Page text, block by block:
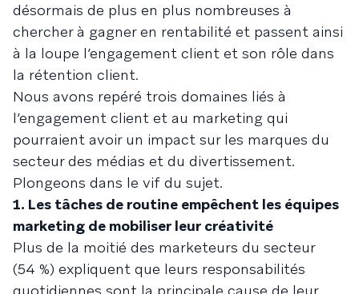
désormais de plus en plus nombreuses à
chercher à gagner en rentabilité et passent ainsi
à la loupe l’engagement client et son rôle dans
la rétention client.
Nous avons repéré trois domaines liés à
l’engagement client et au marketing qui
pourraient avoir un impact sur les marques du
secteur des médias et du divertissement.
Plongeons dans le vif du sujet.
1. Les tâches de routine empêchent les équipes
marketing de mobiliser leur créativité
Plus de la moitié des marketeurs du secteur
(54 %) expliquent que leurs responsabilités